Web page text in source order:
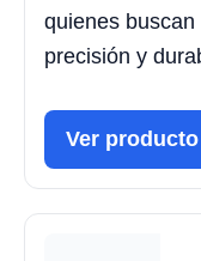
quienes
precisión y
Ver producto